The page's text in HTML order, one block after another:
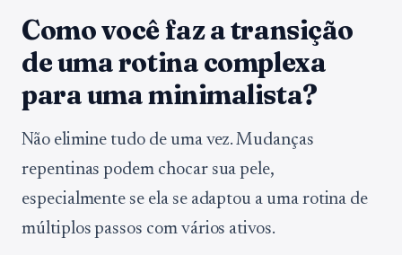
Como você faz a transição
de uma rotina complexa
para uma minimalista?
Não elimine tudo de uma vez. Mudanças
repentinas podem chocar sua pele,
especialmente se ela se adaptou a uma rotina de
múltiplos passos com vários ativos.